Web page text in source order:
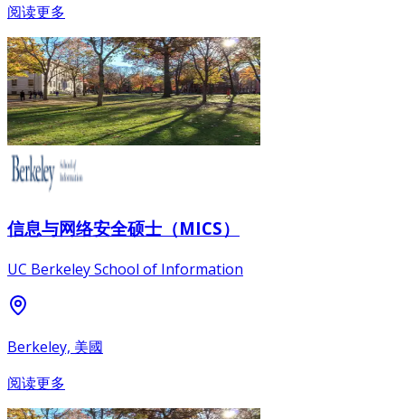
阅读更多
信息与网络安全硕士（MICS）
UC Berkeley School of Information
Berkeley, 美國
阅读更多